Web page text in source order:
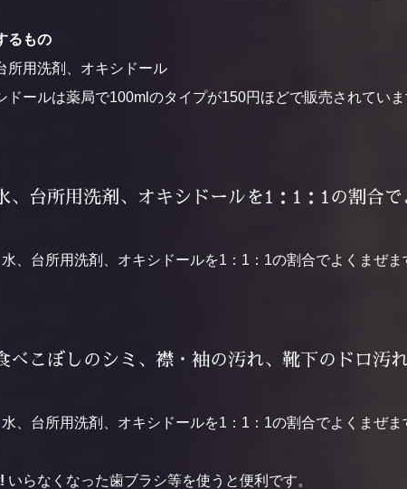
るもの
所用洗剤、オキシドール
ドールは薬局で100mlのタイプが150円ほどで販売されていま
、台所用洗剤、オキシドールを1：1：1の割合で
べこぼしのシミ、襟・袖の汚れ、靴下のドロ汚
いらなくなった歯ブラシ等を使うと便利です。